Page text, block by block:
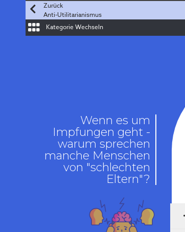
Zurück
Anti-Utilitarianismus
Kategorie Wechseln
Wenn es um
Impfungen geht -
warum sprechen
manche Menschen
von "schlechten
Eltern"?